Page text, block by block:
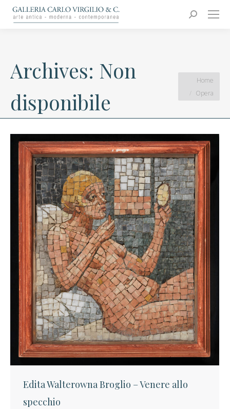
Search:
Carlo Virgilio & C.
Arte moderna e contemporanea
Archives: Non
disponibile
You are here:
Home
Opera
Edita Walterowna Broglio – Venere allo
specchio